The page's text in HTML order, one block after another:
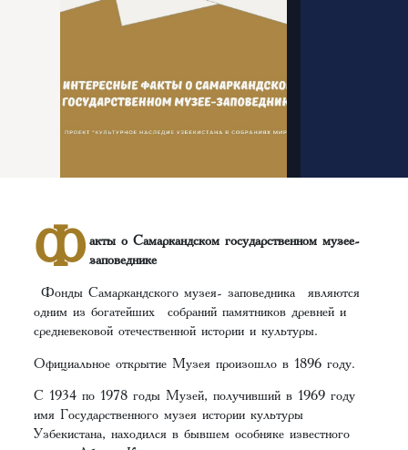
Ф акты о Самаркандском государственном музее-
заповеднике
Фонды Самаркандского музея- заповедника являются
одним из богатейших собраний памятников древней и
средневековой отечественной истории и культуры.
Официальное открытие Музея произошло в 1896 году.
С 1934 по 1978 годы Музей, получивший в 1969 году
имя Государственного музея истории культуры
Узбекистана, находился в бывшем особняке известного